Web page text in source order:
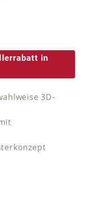
von 5 Sternen
in
3D-